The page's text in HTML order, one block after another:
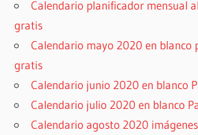
Calendario planificador mensual
gratis
Calendario mayo 2020 en blanco
gratis
Calendario junio 2020 en blanco
Calendario julio 2020 en blanco
Calendario agosto 2020